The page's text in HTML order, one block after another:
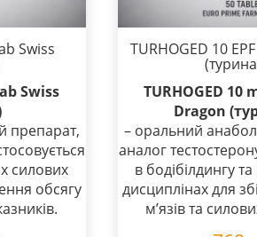
Swiss
Swiss
препарат,
силових
обсягу
TURHOGED 10
TURHOGED 10
Dragon
– оральний
аналог
в бодібілдингу
дисциплінах для
м’язів та